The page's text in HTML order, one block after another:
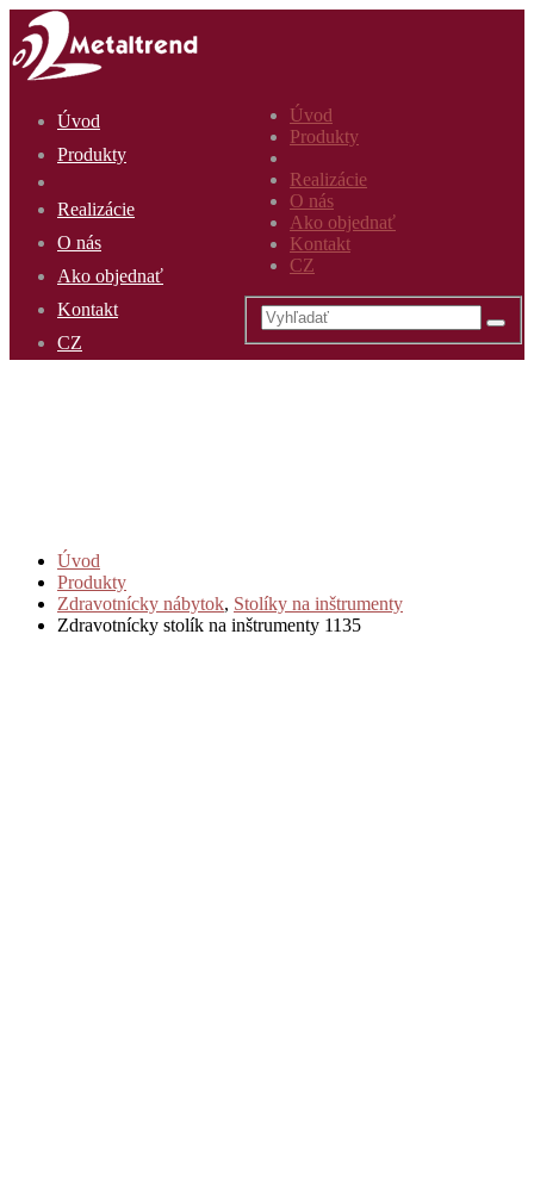
Úvod
Produkty
Realizácie
O nás
Ako objednať
Kontakt
CZ
Úvod
Produkty
Realizácie
O nás
Ako objednať
Kontakt
CZ
Úvod
Produkty
Zdravotnícky nábytok, Stolíky na inštrumenty
Zdravotnícky stolík na inštrumenty 1135